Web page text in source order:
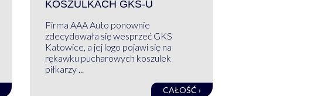
KOSZULKACH GKS-U
Firma AAA Auto ponownie
zdecydowała się wesprzeć GKS
Katowice, a jej logo pojawi się na
rękawku pucharowych koszulek
piłkarzy ...
CAŁOŚĆ ›